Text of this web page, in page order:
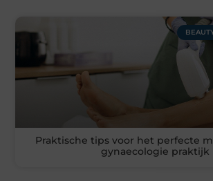
Praktische tips voor het perfecte
gynaecologie praktijk